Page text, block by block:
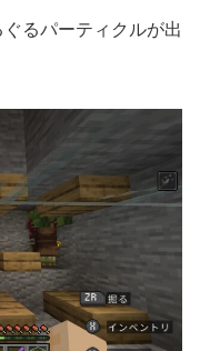
るパーティクルが出